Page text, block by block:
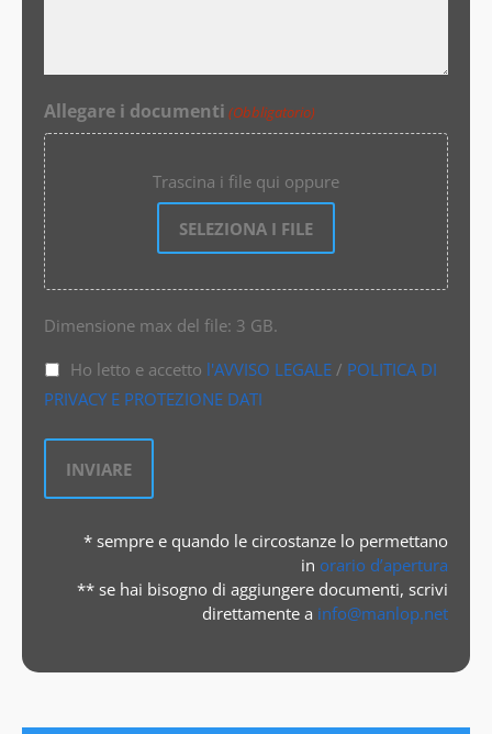
Allegare i documenti (Obbligatorio)
Trascina i file qui oppure
SELEZIONA I FILE
Dimensione max del file: 3 GB.
Ho letto e accetto l'AVVISO LEGALE/ POLITICA DI
PRIVACY E PROTEZIONE DATI
* sempre e quando le circostanze lo permettano
in orario d’apertura
** se hai bisogno di aggiungere documenti, scrivi
direttamente a info@manlop.net